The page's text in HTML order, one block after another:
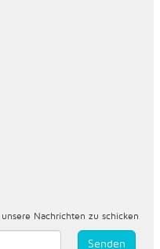
Nachrichten zu schicken